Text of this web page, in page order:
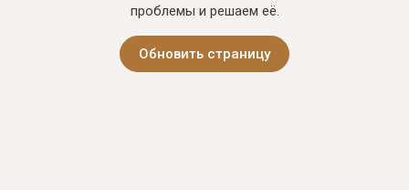
проблемы и решаем её.
Обновить страницу